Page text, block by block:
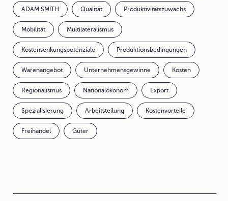
ADAM SMITH Qualität Produktivitätszuwachs
Mobilität Multilateralismus
Kostensenkungspotenziale Produktionsbedingungen
Warenangebot Unternehmensgewinne Kosten
Regionalismus Nationalökonom Export
Spezialisierung Arbeitsteilung Kostenvorteile
Freihandel Güter